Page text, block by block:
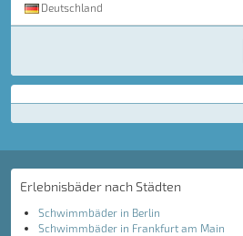
Deutschland
Erlebnisbäder nach Städten
Schwimmbäder in Berlin
Schwimmbäder in Frankfurt am Main